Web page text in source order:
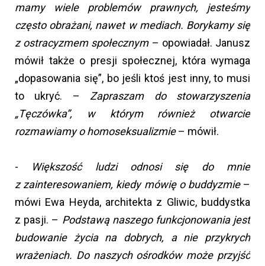
mamy wiele problemów prawnych, jesteśmy
często obrażani, nawet w mediach. Borykamy się
z ostracyzmem społecznym– opowiadał. Janusz
mówił także o presji społecznej, która wymaga
„dopasowania się”, bo jeśli ktoś jest inny, to musi
to ukryć. – Zapraszam do stowarzyszenia
„Tęczówka”, w którym również otwarcie
rozmawiamy o homoseksualizmie– mówił.
-
Większość ludzi odnosi się do mnie
z zainteresowaniem, kiedy mówię o buddyzmie–
mówi Ewa Heyda, architekta z Gliwic, buddystka
z pasji. – Podstawą naszego funkcjonowania jest
budowanie życia na dobrych, a nie przykrych
wrażeniach. Do naszych ośrodków może przyjść